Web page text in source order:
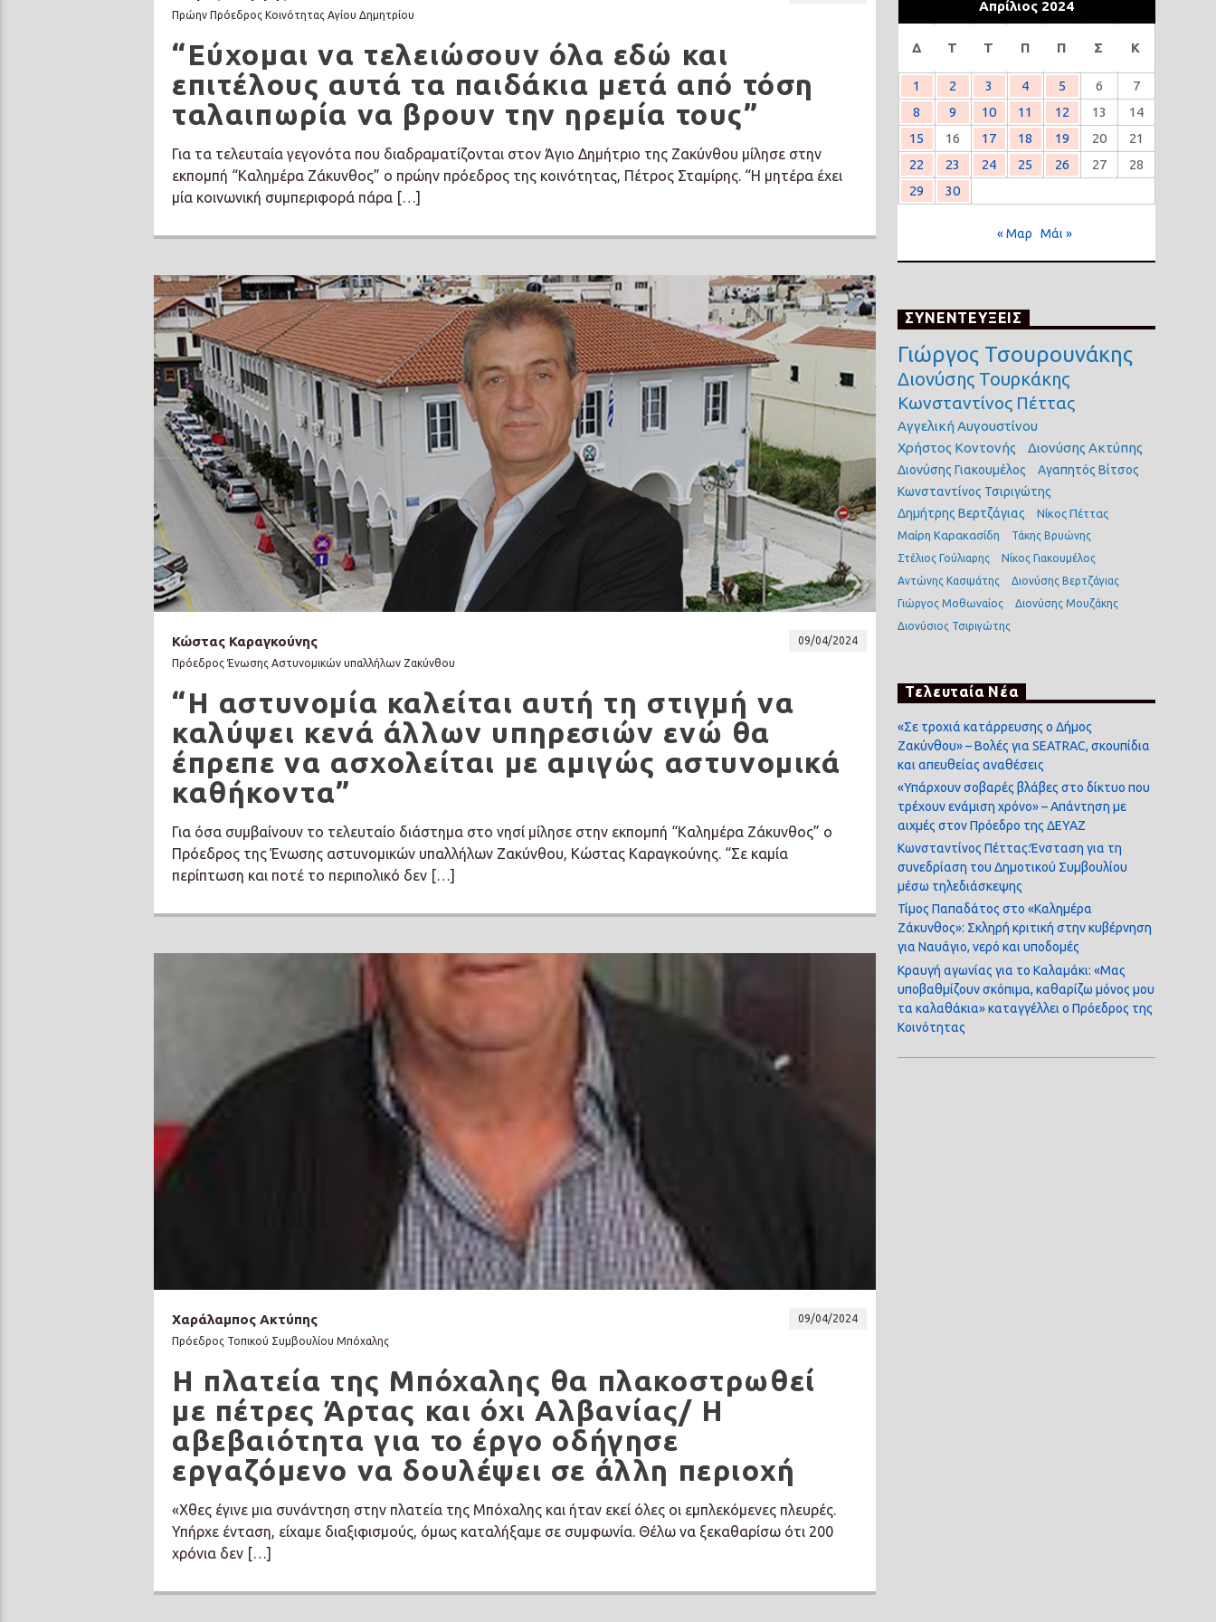
Πρώην Πρόεδρος Κοινότητας Αγίου Δημητρίου
“Εύχομαι να τελειώσουν όλα εδώ και
επιτέλους αυτά τα παιδάκια μετά από τόση
ταλαιπωρία να βρουν την ηρεμία τους”
Για τα τελευταία γεγονότα που διαδραματίζονται στον Άγιο Δημήτριο της Ζακύνθου μίλησε στην
εκπομπή “Καλημέρα Ζάκυνθος” ο πρώην πρόεδρος της κοινότητας, Πέτρος Σταμίρης. “Η μητέρα έχει
μία κοινωνική συμπεριφορά πάρα […]
Κώστας Καραγκούνης
09/04/2024
Πρόεδρος Ένωσης Αστυνομικών υπαλλήλων Ζακύνθου
“Η αστυνομία καλείται αυτή τη στιγμή να
καλύψει κενά άλλων υπηρεσιών ενώ θα
έπρεπε να ασχολείται με αμιγώς αστυνομικά
καθήκοντα”
Για όσα συμβαίνουν το τελευταίο διάστημα στο νησί μίλησε στην εκπομπή “Καλημέρα Ζάκυνθος” ο
Πρόεδρος της Ένωσης αστυνομικών υπαλλήλων Ζακύνθου, Κώστας Καραγκούνης. “Σε καμία
περίπτωση και ποτέ το περιπολικό δεν […]
Χαράλαμπος Ακτύπης
09/04/2024
Πρόεδρος Τοπικού Συμβουλίου Μπόχαλης
Η πλατεία της Μπόχαλης θα πλακοστρωθεί
με πέτρες Άρτας και όχι Αλβανίας/ Η
αβεβαιότητα για το έργο οδήγησε
εργαζόμενο να δουλέψει σε άλλη περιοχή
«Χθες έγινε μια συνάντηση στην πλατεία της Μπόχαλης και ήταν εκεί όλες οι εμπλεκόμενες πλευρές.
Υπήρχε ένταση, είχαμε διαξιφισμούς, όμως καταλήξαμε σε συμφωνία. Θέλω να ξεκαθαρίσω ότι 200
χρόνια δεν […]
Απρίλιος 2024
Δ Τ Τ Π Π Σ Κ
1 2 3 4 5 6
7
8
9 10 11 12 13
14
15
16 17 18 19 20
21
22
23 24 25 26 27
28
29
30
« Μαρ Μάι »
ΣΥΝΕΝΤΕΥΞΕΙΣ
Γιώργος Τσουρουνάκης
Διονύσης Τουρκάκης
Κωνσταντίνος Πέττας
Αγγελική Αυγουστίνου
Χρήστος Κοντονής
Διονύσης Ακτύπης
Διονύσης Γιακουμέλος
Αγαπητός Βίτσος
Κωνσταντίνος Τσιριγώτης
Δημήτρης Βερτζάγιας
Νίκος Πέττας
Μαίρη Καρακασίδη
Τάκης Βρυώνης
Στέλιος Γούλιαρης
Νίκος Γιακουμέλος
Αντώνης Κασιμάτης
Διονύσης Βερτζάγιας
Γιώργος Μοθωναίος
Διονύσης Μουζάκης
Διονύσιος Τσιριγώτης
Τελευταία Νέα
«Σε τροχιά κατάρρευσης ο Δήμος
Ζακύνθου» – Βολές για SEATRAC, σκουπίδια
και απευθείας αναθέσεις
«Υπάρχουν σοβαρές βλάβες στο δίκτυο που
τρέχουν ενάμιση χρόνο» – Απάντηση με
αιχμές στον Πρόεδρο της ΔΕΥΑΖ
Κωνσταντίνος Πέττας:Ένσταση για τη
συνεδρίαση του Δημοτικού Συμβουλίου
μέσω τηλεδιάσκεψης
Τίμος Παπαδάτος στο «Καλημέρα
Ζάκυνθος»: Σκληρή κριτική στην κυβέρνηση
για Ναυάγιο, νερό και υποδομές
Κραυγή αγωνίας για το Καλαμάκι: «Μας
υποβαθμίζουν σκόπιμα, καθαρίζω μόνος μου
τα καλαθάκια» καταγγέλλει ο Πρόεδρος της
Κοινότητας